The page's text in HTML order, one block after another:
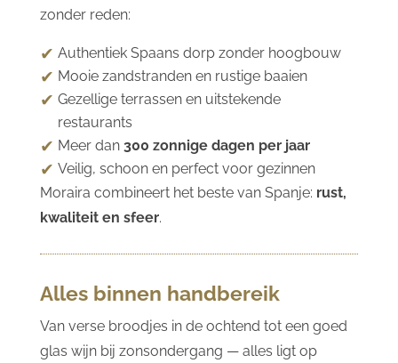
zonder reden:
Authentiek Spaans dorp zonder hoogbouw
Mooie zandstranden en rustige baaien
Gezellige terrassen en uitstekende
restaurants
Meer dan 300 zonnige dagen per jaar
Veilig, schoon en perfect voor gezinnen
Moraira combineert het beste van Spanje: rust,
kwaliteit en sfeer.
Alles binnen handbereik
Van verse broodjes in de ochtend tot een goed
glas wijn bij zonsondergang — alles ligt op